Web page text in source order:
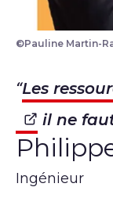
portrait du
©Pauline Martin-
Les
il ne
Ingénieur